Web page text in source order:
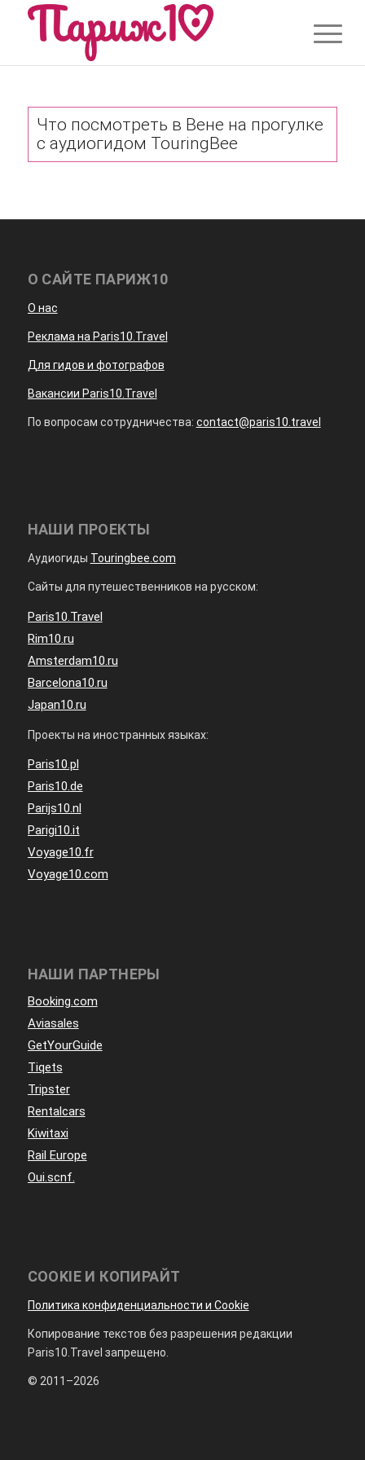
Что посмотреть в Вене на прогулке
с аудиогидом TouringBee
О САЙТЕ ПАРИЖ10
О нас
Реклама на Paris10.Travel
Для гидов и фотографов
Вакансии Paris10.Travel
По вопросам сотрудничества: contact@paris10.travel
НАШИ ПРОЕКТЫ
Аудиогиды Touringbee.com
Сайты для путешественников на русском:
Paris10.Travel
Rim10.ru
Amsterdam10.ru
Barcelona10.ru
Japan10.ru
Проекты на иностранных языках:
Paris10.pl
Paris10.de
Parijs10.nl
Parigi10.it
Voyage10.fr
Voyage10.com
НАШИ ПАРТНЕРЫ
Booking.com
Aviasales
GetYourGuide
Tiqets
Tripster
Rentalcars
Kiwitaxi
Rail Europe
Oui.scnf.
COOKIE И КОПИРАЙТ
Политика конфиденциальности и Cookie
Копирование текстов без разрешения редакции
Paris10.Travel запрещено.
© 2011–2026